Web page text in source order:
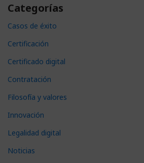
Categorías
Casos de éxito
Certificación
Certificado digital
Contratación
Filosofía y valores
Innovación
Legalidad digital
Noticias